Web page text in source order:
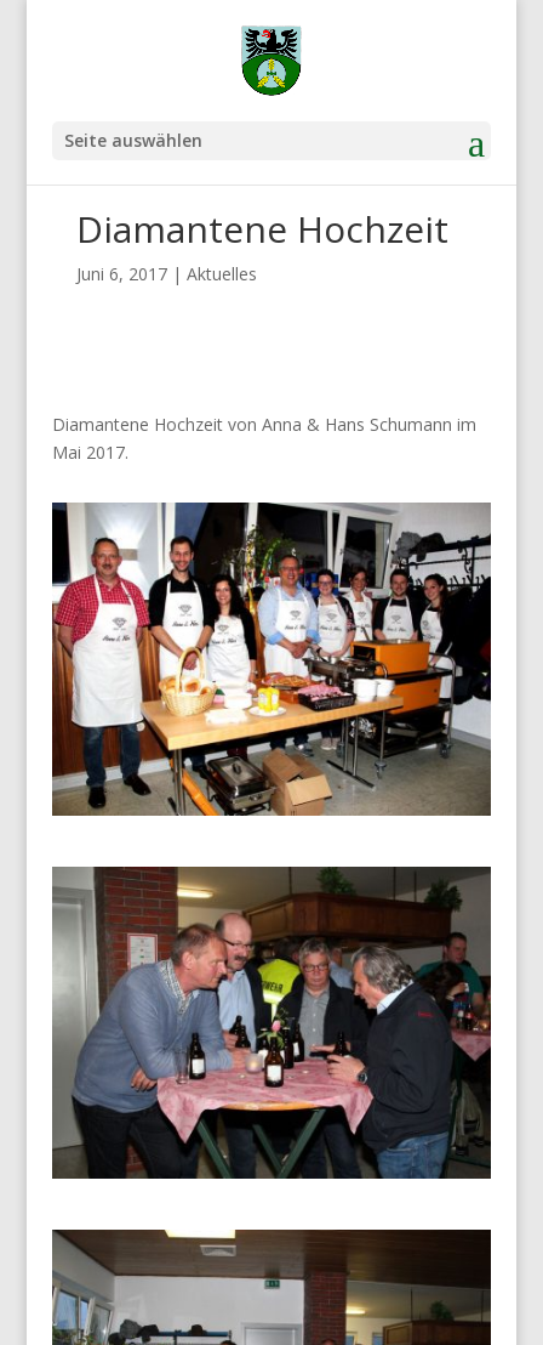
Seite auswählen
Diamantene Hochzeit
Juni 6, 2017| Aktuelles
Diamantene Hochzeit von Anna & Hans Schumann im
Mai 2017.